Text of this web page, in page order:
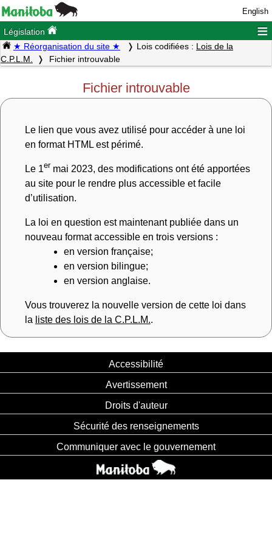
English
Législation ≡
★ Réorganisation du site ★ Lois codifiées : Lois de la
C.P.L.M.
Fichier introuvable
Fichier introuvable
Le lien que vous avez utilisé pour accéder à une loi
en format HTML est périmé.
Le 1er mai 2023, des modifications ont été apportées
au site pour le rendre plus accessible et facile
d’utilisation.
La loi en question est maintenant publiée dans un
nouveau format accessible en trois versions :
en version française;
en version bilingue;
en version anglaise.
Vous trouverez la nouvelle version de cette loi dans
la liste des lois de la C.P.L.M..
Accessibilité
Avertissement
Droits d'auteur
Sécurité des renseignements
Communiquer avec le gouvernement